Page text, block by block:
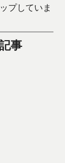
プしていま
事